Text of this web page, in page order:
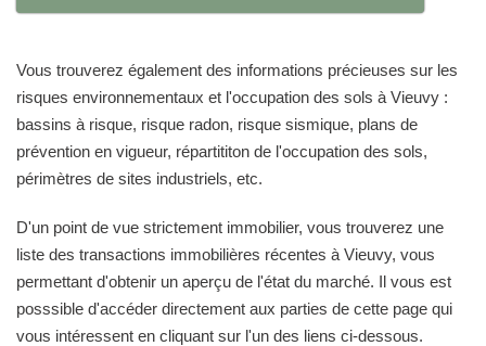
Vous trouverez également des informations précieuses sur les
risques environnementaux et l'occupation des sols à Vieuvy :
bassins à risque, risque radon, risque sismique, plans de
prévention en vigueur, répartititon de l'occupation des sols,
périmètres de sites industriels, etc.
D'un point de vue strictement immobilier, vous trouverez une
liste des transactions immobilières récentes à Vieuvy, vous
permettant d'obtenir un aperçu de l'état du marché. Il vous est
posssible d'accéder directement aux parties de cette page qui
vous intéressent en cliquant sur l'un des liens ci-dessous.